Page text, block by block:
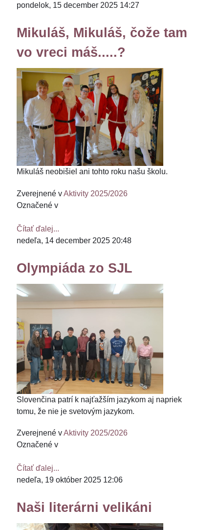
pondelok, 15 december 2025 14:27
Mikuláš, Mikuláš, čože tam
vo vreci máš.....?
Mikuláš neobišiel ani tohto roku našu školu.
Zverejnené vAktivity 2025/2026
Označené v
Čítať ďalej...
nedeľa, 14 december 2025 20:48
Olympiáda zo SJL
Slovenčina patrí k najťažším jazykom aj napriek
tomu, že nie je svetovým jazykom.
Zverejnené vAktivity 2025/2026
Označené v
Čítať ďalej...
nedeľa, 19 október 2025 12:06
Naši literárni velikáni